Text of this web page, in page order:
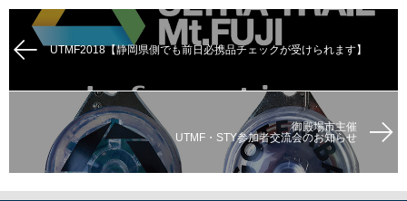
UTMF2018【静岡県側でも前日必携品チェックが受けられます】
御殿場市主催
UTMF・STY参加者交流会のお知らせ